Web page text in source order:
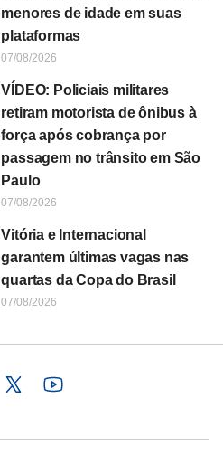
menores de idade em suas
plataformas
07/08/2026
VÍDEO: Policiais militares
retiram motorista de ônibus à
força após cobrança por
passagem no trânsito em São
Paulo
07/08/2026
Vitória e Internacional
garantem últimas vagas nas
quartas da Copa do Brasil
07/08/2026